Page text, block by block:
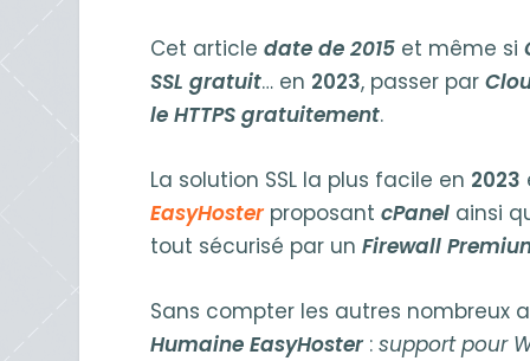
Cet articledate de 2015 et même si
SSL gratuit… en 2023, passer par
le HTTPS gratuitement.
La solution SSL la plus facile en 2023
EasyHosterproposantcPanel ainsi
tout sécurisé par unFirewall
Sans compter les autres nombreux
Humaine EasyHoster:support pour